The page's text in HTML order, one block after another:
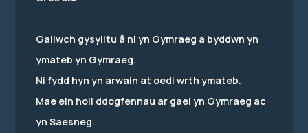
Gallwch gysylltu â ni yn Gymraeg a byddwn yn
ymateb yn Gymraeg.
Ni fydd hyn yn arwain at oedi wrth ymateb.
Mae ein holl ddogfennau ar gael yn Gymraeg ac
yn Saesneg.